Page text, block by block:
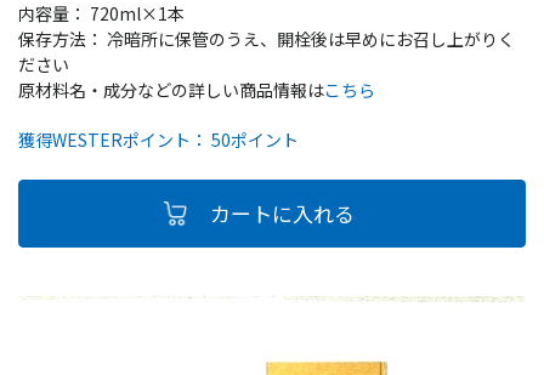
内容量： 720ml×1本
保存方法： 冷暗所に保管のうえ、開栓後は早めにお召し上がりく
ださい
獲得WESTERポイント： 50ポイント
原材料名・成分などの詳しい商品情報はこちら